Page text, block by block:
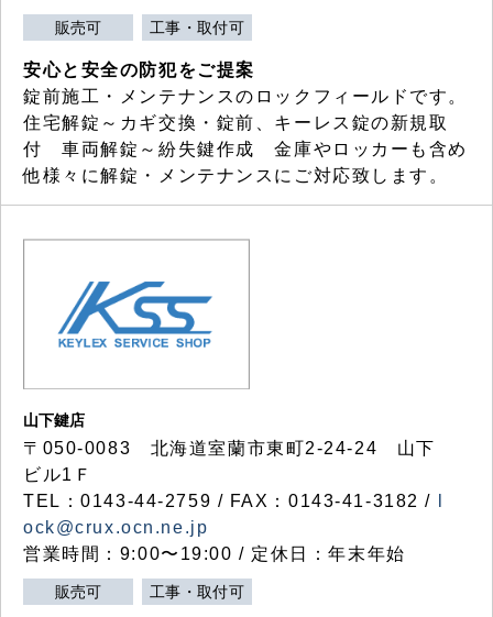
販売可 工事・取付可
安心と安全の防犯をご提案
錠前施工・メンテナンスのロックフィールドです。
住宅解錠～カギ交換・錠前、キーレス錠の新規取
付 車両解錠～紛失鍵作成 金庫やロッカーも含め
他様々に解錠・メンテナンスにご対応致します。
山下鍵店
〒050-0083 北海道室蘭市東町2-24-24 山下
ビル1Ｆ
TEL：0143-44-2759 / FAX：0143-41-3182 /
ock@crux.ocn.ne.jp
営業時間：9:00〜19:00 / 定休日：年末年始
販売可 工事・取付可